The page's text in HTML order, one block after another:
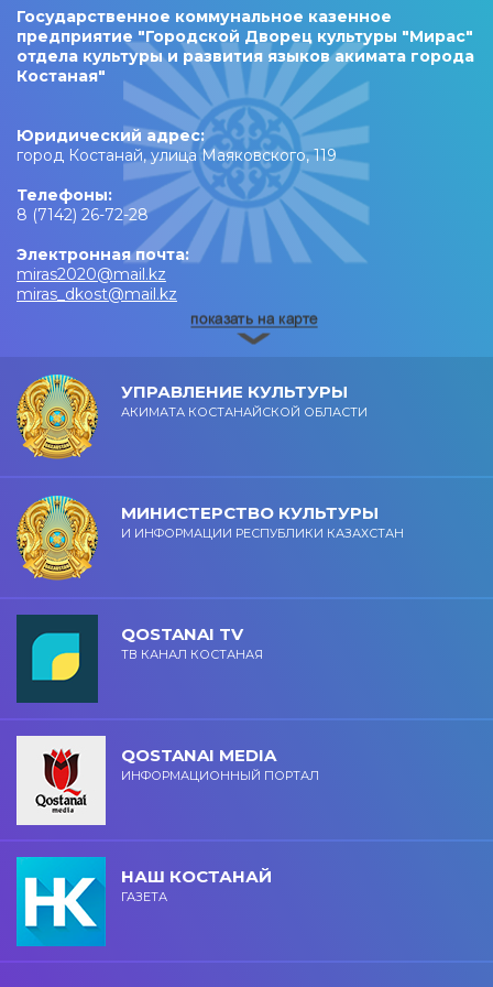
Государственное коммунальное казенное
предприятие "Городской Дворец культуры "Мирас"
отдела культуры и развития языков акимата города
Костаная"
Юридический адрес:
город Костанай, улица Маяковского, 119
Телефоны:
8 (7142) 26-72-28
Электронная почта:
miras2020@mail.kz
miras_dkost@mail.kz
УПРАВЛЕНИЕ КУЛЬТУРЫ
АКИМАТА КОСТАНАЙСКОЙ ОБЛАСТИ
МИНИСТЕРСТВО КУЛЬТУРЫ
И ИНФОРМАЦИИ РЕСПУБЛИКИ КАЗАХСТАН
QOSTANAI TV
ТВ КАНАЛ КОСТАНАЯ
QOSTANAI MEDIA
ИНФОРМАЦИОННЫЙ ПОРТАЛ
НАШ КОСТАНАЙ
ГАЗЕТА